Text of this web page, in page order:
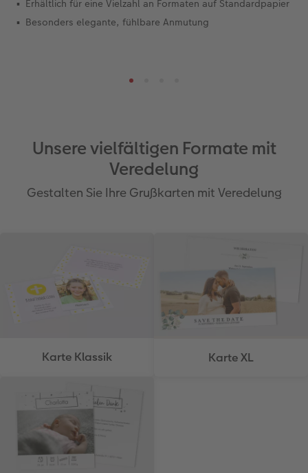
Erhältlich für eine Vielzahl an Formaten auf Standardpapier
Besonders elegante, fühlbare Anmutung
Unsere vielfältigen Formate mit
Veredelung
Gestalten Sie Ihre Grußkarten mit Veredelung
Karte Klassik Karte XL